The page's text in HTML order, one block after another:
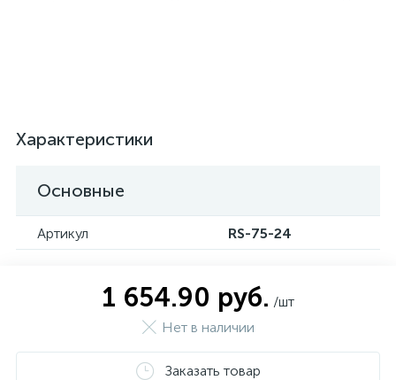
Характеристики
Основные
Артикул RS-75-24
1 654.90 руб. /шт
Нет в наличии
Заказать товар